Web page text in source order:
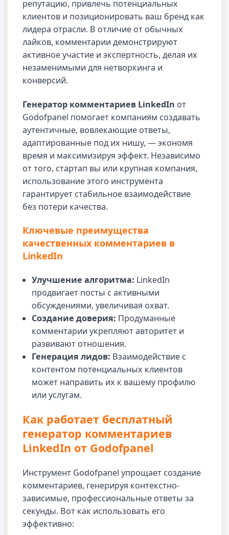
репутацию, привлечь потенциальных
клиентов и позиционировать ваш бренд как
лидера отрасли. В отличие от обычных
лайков, комментарии демонстрируют
активное участие и экспертность, делая их
незаменимыми для нетворкинга и
конверсий.
Генератор комментариев LinkedIn от
Godofpanel помогает компаниям создавать
аутентичные, вовлекающие ответы,
адаптированные под их нишу, — экономя
время и максимизируя эффект. Независимо
от того, стартап вы или крупная компания,
использование этого инструмента
гарантирует стабильное взаимодействие
без потери качества.
Ключевые преимущества
качественных комментариев в
LinkedIn
Улучшение алгоритма: LinkedIn
продвигает посты с активными
обсуждениями, увеличивая охват.
Создание доверия: Продуманные
комментарии укрепляют авторитет и
развивают отношения.
Генерация лидов: Взаимодействие с
контентом потенциальных клиентов
может направить их к вашему профилю
или услугам.
Как работает бесплатный
генератор комментариев
LinkedIn от Godofpanel
Инструмент Godofpanel упрощает создание
комментариев, генерируя контекстно-
зависимые, профессиональные ответы за
секунды. Вот как использовать его
эффективно: